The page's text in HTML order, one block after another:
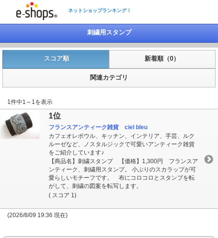
ネットショップランキング！
刺繍用スタンプ
スコア順 新着順（0）
関連カテゴリ
1件中1～1を表示
1位
フランスアンティーク雑貨 ciel bleu
カフェオレボウル、キッチン、インテリア、手芸、ルク
ルーゼなど、ノスタルジックで可愛いアンティーク雑貨
をご紹介しています♪
【商品名】刺繍スタンプ 【価格】1,300円 フランスア
ンティーク、刺繍用スタンプ。 小ぶりのスカラップが可
愛らしいモチーフです。 布にコロコロとスタンプを転
がして、刺繍の図案を転写します。
( スコア 1)
(2026/8/09 19:36 現在)